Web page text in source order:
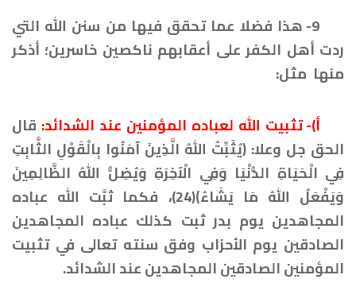
9- هذا فضلا عما تحقق فيها من سنن الله التي
ردت أهل الكفر على أعقابهم ناكصين خاسرين؛ أذكر
منها مثل:
أ)- تثبيت الله لعباده المؤمنين عند الشدائد: قال
الحق جل وعلا: ﴿يُثَبِّتُ اللهُ الَّذِينَ آمَنُوا بِالْقَوْلِ الثَّابِتِ
فِي الْحَيَاةِ الدُّنْيَا وَفِي الْآخِرَةِ وَيُضِلُّ اللهُ الظَّالِمِينَ
وَيَفْعَلُ اللهُ مَا يَشَاءُ﴾(24)، فكما ثبَّت الله عباده
المجاهدين يوم بدر ثبت كذلك عباده المجاهدين
الصادقين يوم الأحزاب وفق سنته تعالى في تثبيت
المؤمنين الصادقين المجاهدين عند الشدائد.